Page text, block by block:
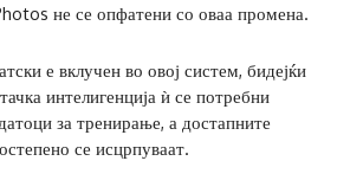
не се опфатени со оваа промена.
е вклучен во овој систем, бидејќи
интелигенција ѝ се потребни
за тренирање, а достапните
се исцрпуваат.